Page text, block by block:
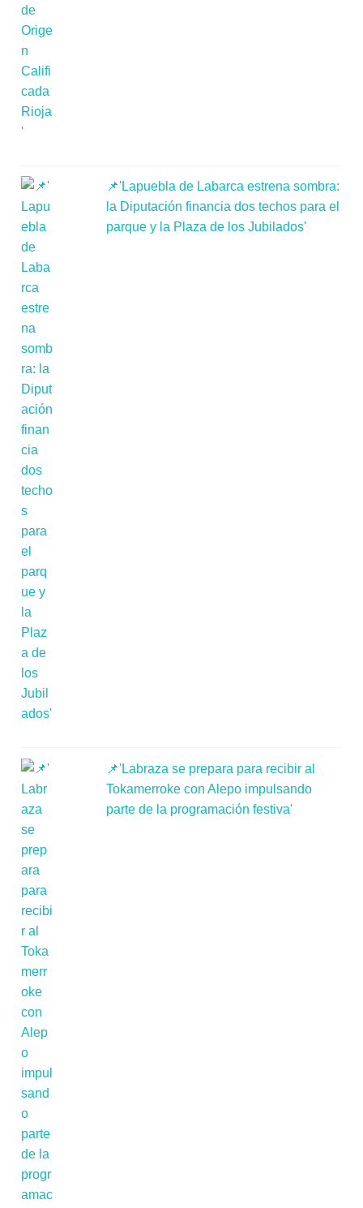
📌'Lapuebla de Labarca estrena sombra:
la Diputación financia dos techos para el
parque y la Plaza de los Jubilados'
📌'Labraza se prepara para recibir al
Tokamerroke con Alepo impulsando
parte de la programación festiva'